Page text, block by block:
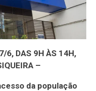
6, DAS 9H ÀS 14H,
–
da população